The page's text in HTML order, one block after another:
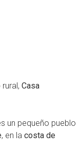
Casa
un pequeño pueblo
, en la costa de